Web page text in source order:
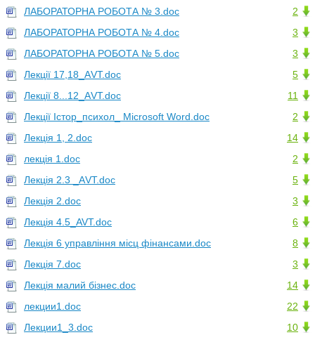
2
ЛАБОРАТОРНА РОБОТА № 3.doc
3
ЛАБОРАТОРНА РОБОТА № 4.doc
3
ЛАБОРАТОРНА РОБОТА № 5.doc
5
Лекції 17,18_АVT.doc
11
Лекції 8...12_АVT.doc
2
Лекції Істор_психол_ Microsoft Word.doc
14
Лекція 1, 2.doc
2
лекція 1.doc
5
Лекція 2.3 _АVТ.doc
3
Лекція 2.doc
6
Лекція 4.5_AVT.doc
8
Лекція 6 управління місц фінансами.doc
3
Лекція 7.doc
14
Лекція малий бізнес.doc
22
лекции1.doc
10
Лекции1_3.doc